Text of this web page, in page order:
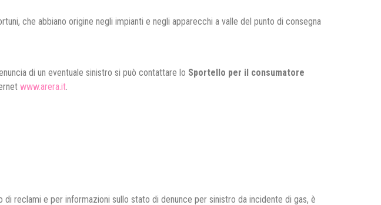
che abbiano origine negli impianti e negli apparecchi a valle del punto di consegna
di un eventuale sinistro si può contattare lo Sportello per il consumatore
www.arera.it
reclami e per informazioni sullo stato di denunce per sinistro da incidente di gas, è